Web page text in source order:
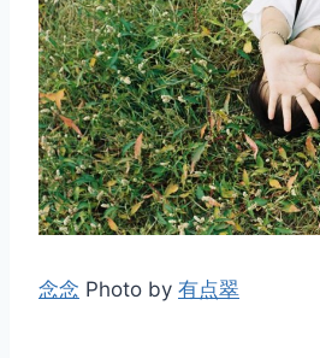
念念 Photo by 有点翠